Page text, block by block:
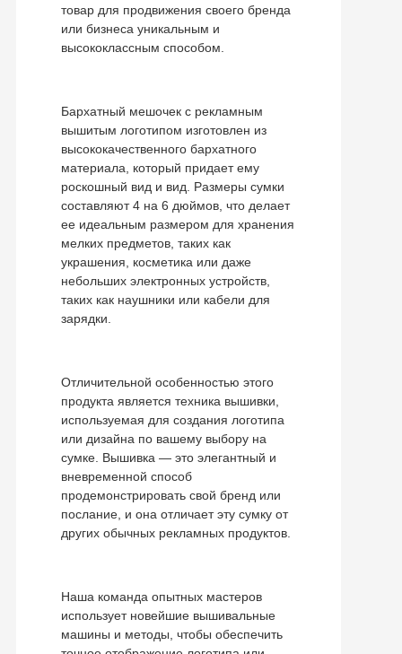
товар для продвижения своего бренда
или бизнеса уникальным и
высококлассным способом.
Бархатный мешочек с рекламным
вышитым логотипом изготовлен из
высококачественного бархатного
материала, который придает ему
роскошный вид и вид. Размеры сумки
составляют 4 на 6 дюймов, что делает
ее идеальным размером для хранения
мелких предметов, таких как
украшения, косметика или даже
небольших электронных устройств,
таких как наушники или кабели для
зарядки.
Отличительной особенностью этого
продукта является техника вышивки,
используемая для создания логотипа
или дизайна по вашему выбору на
сумке. Вышивка — это элегантный и
вневременной способ
продемонстрировать свой бренд или
послание, и она отличает эту сумку от
других обычных рекламных продуктов.
Наша команда опытных мастеров
использует новейшие вышивальные
машины и методы, чтобы обеспечить